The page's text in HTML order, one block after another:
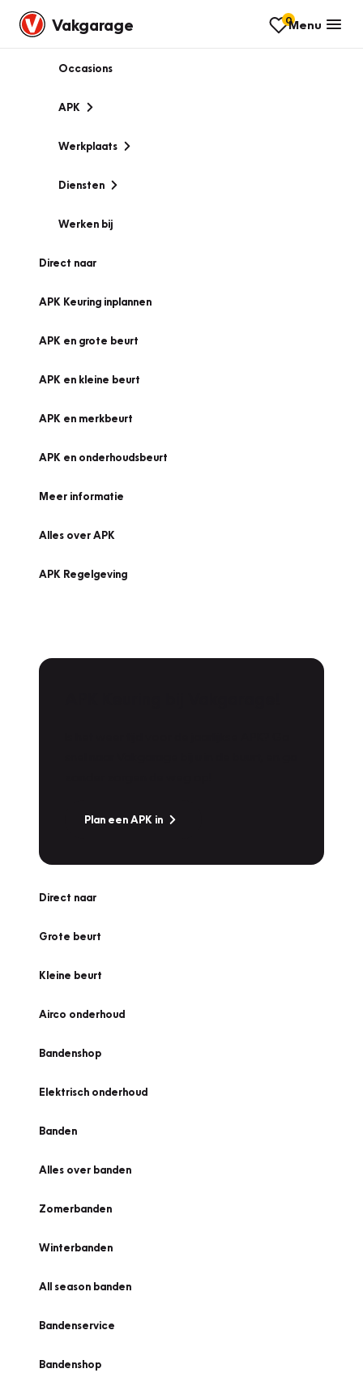
Vakgarage 0Menu
Occasions
APK
Werkplaats
Diensten
Werken bij
Direct naar
APK Keuring inplannen
APK en grote beurt
APK en kleine beurt
APK en merkbeurt
APK en onderhoudsbeurt
Meer informatie
Alles over APK
APK Regelgeving
Plan een APK in
Direct naar
Grote beurt
Kleine beurt
Airco onderhoud
Bandenshop
Elektrisch onderhoud
Banden
Alles over banden
Zomerbanden
Winterbanden
All season banden
Bandenservice
Bandenshop